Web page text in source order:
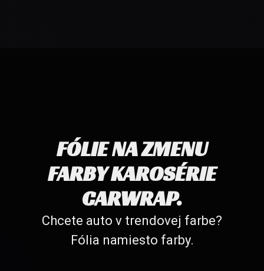
FÓLIE NA ZMENU
FARBY KAROSÉRIE
CARWRAP.
Chcete auto v trendovej farbe?
Fólia namiesto farby.